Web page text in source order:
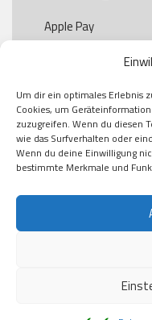
Um dir ein optimales Erlebnis
Cookies, um
zuzugreifen. Wenn du diesen
wie das Surfverhalten oder
Wenn du deine Einwilligung
bestimmte Merkmale und
Apple Pay
Paypal
Kauf auf Rechung
Klarna
American Express